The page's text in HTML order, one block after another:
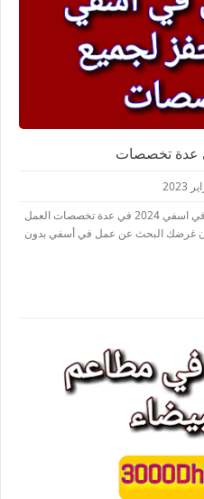
فرص عمل في اسفي 2024 فرص عمل في اسفي 2024 في عدة تخصصات العمل
اذا كان غرضك البحث عن عمل في أسفي بدون